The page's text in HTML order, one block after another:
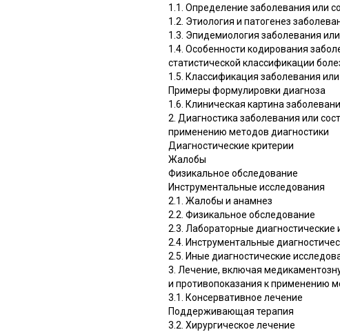
1.1. Определение заболевания или
1.2. Этиология и патогенез
1.3. Эпидемиология заболевания
1.4. Особенности кодирования
статистической классификации
1.5. Классификация заболевания
Примеры формулировки диагноза
1.6. Клиническая картина
2. Диагностика заболевания или
применению методов диагностики
Диагностические критерии
Жалобы
Физикальное обследование
Инструментальные исследования
2.1. Жалобы и анамнез
2.2. Физикальное обследование
2.3. Лабораторные диагностические
2.4. Инструментальные
2.5. Иные диагностические
3. Лечение, включая
и противопоказания к применению
3.1. Консервативное лечение
Поддерживающая терапия
3.2. Хирургическое лечение